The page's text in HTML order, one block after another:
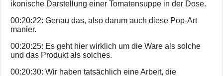
ikonische Darstellung einer Tomatensuppe in der Dose.
00:20:22: Genau das, also darum auch diese Pop-Art
manier.
00:20:25: Es geht hier wirklich um die Ware als solche
und das Produkt als solches.
00:20:30: Wir haben tatsächlich eine Arbeit, die